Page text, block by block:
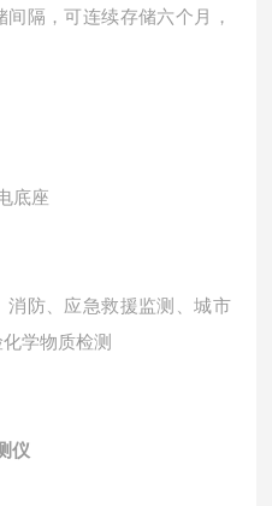
隔，可连续存储六个月，
底座
消防、应急救援监测、城市
学物质检测
仪